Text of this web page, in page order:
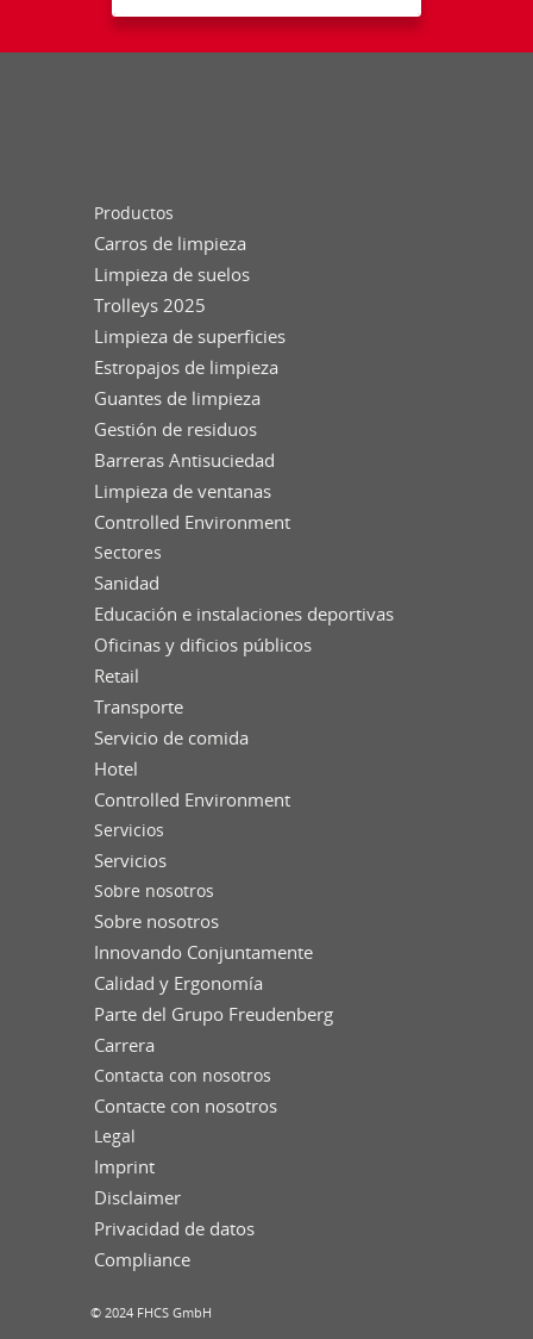
Productos
Carros de limpieza
Limpieza de suelos
Trolleys 2025
Limpieza de superficies
Estropajos de limpieza
Guantes de limpieza
Gestión de residuos
Barreras Antisuciedad
Limpieza de ventanas
Controlled Environment
Sectores
Sanidad
Educación e instalaciones deportivas
Oficinas y dificios públicos
Retail
Transporte
Servicio de comida
Hotel
Controlled Environment
Servicios
Servicios
Sobre nosotros
Sobre nosotros
Innovando Conjuntamente
Calidad y Ergonomía
Parte del Grupo Freudenberg
Carrera
Contacta con nosotros
Contacte con nosotros
Legal
Imprint
Disclaimer
Privacidad de datos
Compliance
© 2024 FHCS GmbH